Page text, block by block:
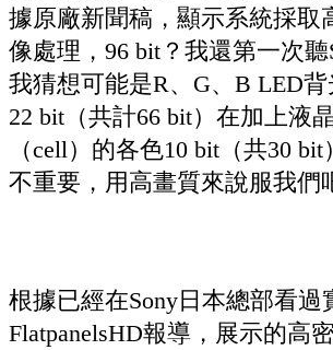
據原廠新聞稿，顯示系統採取
像處理，96 bit？我還第一次聽
我猜想可能是R、G、B LED
22 bit（共計66 bit）在加上液
（cell）的各色10 bit（共30
不重要，用高畫質來說服我們
根據已經在Sony日本總部看過
FlatpanelsHD報導，展示的高